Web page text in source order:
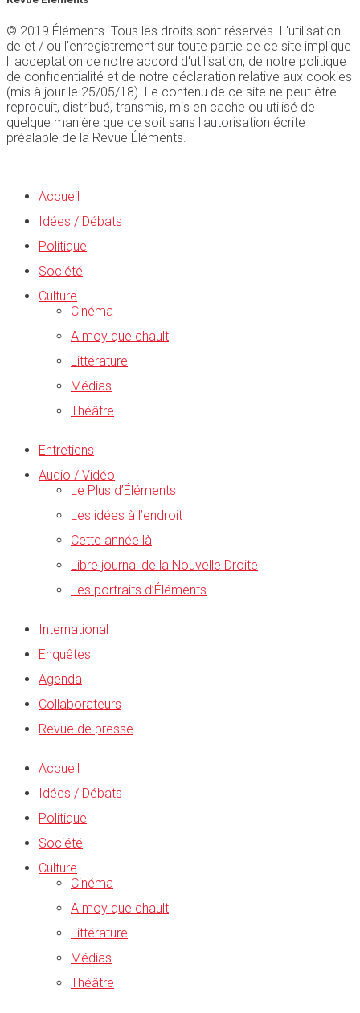
© 2019 Éléments. Tous les droits sont réservés. L'utilisation
de et / ou l'enregistrement sur toute partie de ce site implique
l' acceptation de notre accord d'utilisation, de notre politique
de confidentialité et de notre déclaration relative aux cookies
(mis à jour le 25/05/18). Le contenu de ce site ne peut être
reproduit, distribué, transmis, mis en cache ou utilisé de
quelque manière que ce soit sans l'autorisation écrite
préalable de la Revue Éléments.
Accueil
Idées / Débats
Politique
Société
Culture
Cinéma
A moy que chault
Littérature
Médias
Théâtre
Entretiens
Audio / Vidéo
Le Plus d’Éléments
Les idées à l’endroit
Cette année là
Libre journal de la Nouvelle Droite
Les portraits d’Éléments
International
Enquêtes
Agenda
Collaborateurs
Revue de presse
Accueil
Idées / Débats
Politique
Société
Culture
Cinéma
A moy que chault
Littérature
Médias
Théâtre